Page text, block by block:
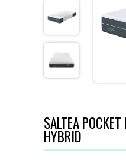
SALTEA
HYBRID